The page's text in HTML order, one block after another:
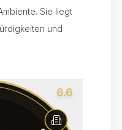
Sie liegt
und
6.6